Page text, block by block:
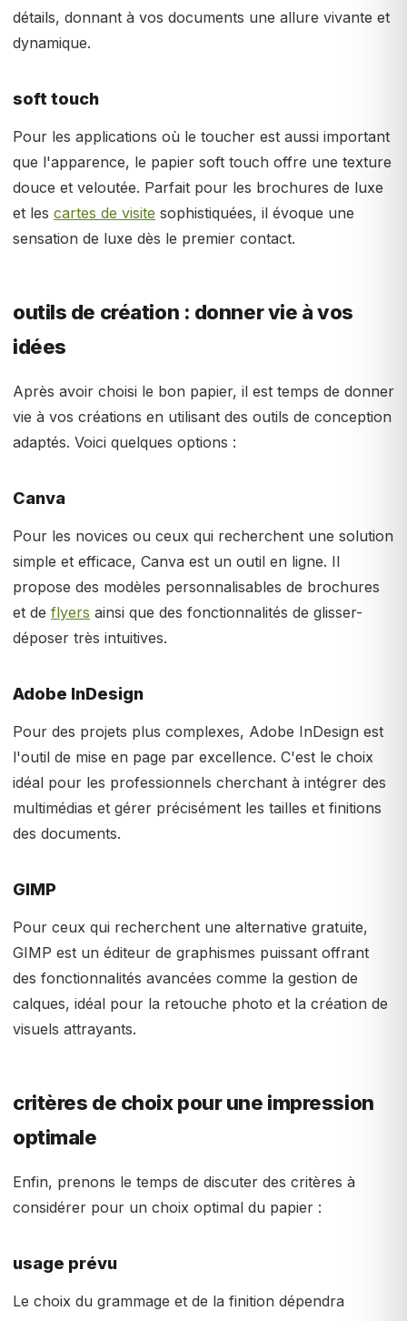
détails, donnant à vos documents une allure vivante et
dynamique.
soft touch
Pour les applications où le toucher est aussi important
que l'apparence, le papier soft touch offre une texture
douce et veloutée. Parfait pour les brochures de luxe
et les cartes de visite sophistiquées, il évoque une
sensation de luxe dès le premier contact.
outils de création : donner vie à vos
idées
Après avoir choisi le bon papier, il est temps de donner
vie à vos créations en utilisant des outils de conception
adaptés. Voici quelques options :
Canva
Pour les novices ou ceux qui recherchent une solution
simple et efficace, Canva est un outil en ligne. Il
propose des modèles personnalisables de brochures
et de flyers ainsi que des fonctionnalités de glisser-
déposer très intuitives.
Adobe InDesign
Pour des projets plus complexes, Adobe InDesign est
l'outil de mise en page par excellence. C'est le choix
idéal pour les professionnels cherchant à intégrer des
multimédias et gérer précisément les tailles et finitions
des documents.
GIMP
Pour ceux qui recherchent une alternative gratuite,
GIMP est un éditeur de graphismes puissant offrant
des fonctionnalités avancées comme la gestion de
calques, idéal pour la retouche photo et la création de
visuels attrayants.
critères de choix pour une impression
optimale
Enfin, prenons le temps de discuter des critères à
considérer pour un choix optimal du papier :
usage prévu
Le choix du grammage et de la finition dépendra